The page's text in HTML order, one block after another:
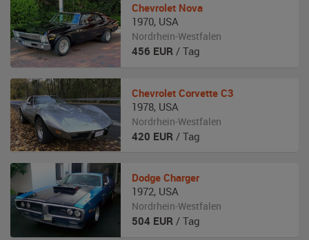
Chevrolet Nova
1970, USA
Nordrhein-Westfalen
456 EUR / Tag
Chevrolet Corvette C3
1978, USA
Nordrhein-Westfalen
420 EUR / Tag
Dodge Charger
1972, USA
Nordrhein-Westfalen
504 EUR / Tag